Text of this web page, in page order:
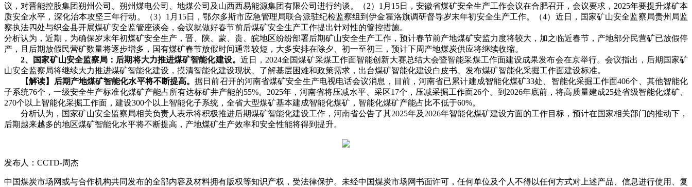
议，对晋能控股集团朔州公司、朔州煤电公司、地煤公司及山西西易能源集团有限公司进行约谈。（2）1月15日，安徽省煤矿安全生产工作会议在合肥召开，会议要求，2025年要提升煤矿本
质安全水平，深化治本攻坚三年行动。（3）1月15日，鄂尔多斯市应急管理局联合派驻纪检监察组到伊金霍洛旗调研督导岁末年初安全生产工作。（4）近日，国家矿山安全监察局贵州局监
察执法四处与织金县开展煤矿安全监管座谈会，会议就做好春节前后煤矿安全生产工作提出针对性的管控措施。
分析认为，近期，为确保岁末年初煤矿安全生产，晋、陕、蒙、贵、皖地区纷纷部署后期矿山安全生产工作，预计春节前产地煤矿安监力度将较大，加之临近春节，产地部分民营矿已放假停
产，且后期放假民营矿数量将逐步增多，国有煤矿春节放假时间通常较短，大多安排在除夕、初一至初三，预计下周产地煤炭供应将继续收缩。
2、国家矿山安全监察局：后期将大力推进煤矿智能化建设。 近日，2024全国煤矿采煤工作面智能创新大赛总结大会暨智能采煤工作面建设成果发布会在京举行。会议指出，后期国家矿
山安全监察局将继续大力推进煤矿智能化建设，摸清智能化建设现状、了解基层困难和政策需求，出台煤矿智能化建设白皮书、发布煤矿智能化采掘工作面建设标准。
【解读】后期产地煤矿智能化水平将不断提高。据日前召开的河南省煤矿安全生产电视电话会议消息，目前，河南省已累计建成智能化煤矿33处、智能化采掘工作面406个、其他智能化
子系统76个，一级安全生产标准化煤矿产能占所有达标矿井产能的55%。2025年，河南省将压减水平、采区17个，压减采掘工作面26个。到2026年底前，将高质量建成25处省级智能化煤矿、
270个以上智能化采掘工作面，建设300个以上智能化子系统，全省大型煤矿基本建成智能化煤矿，智能化煤矿产能占比不低于60%。
分析认为，国家矿山安全监察局相关负责人表示将积极推进后期煤矿智能化建设工作，河南省公告了其2025年及2026年智能化煤矿建设方面的工作目标，预计在国家相关部门的推动下，
后期越来越多的地区煤矿智能化水平将不断提高，产地煤矿生产效率和安全性能将得到提升。
发布人：CCTD-周杰
中国煤炭市场网或与合作机构共同发布的全部内容及材料拥有版权等知识产权，受法律保护。未经中国煤炭市场网书面许可，任何单位及个人不得以任何方式对上述产品、信息进行使用、复